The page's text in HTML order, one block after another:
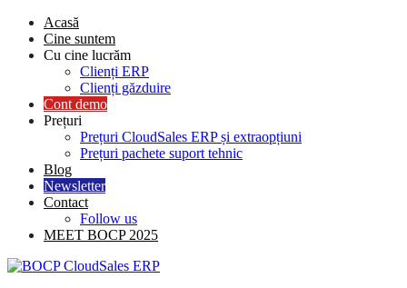
Skip
content
Acasă
Cine suntem
Cu cine lucrăm
Clienți ERP
Clienți găzduire
Cont demo
Prețuri
Prețuri CloudSales ERP și extraopțiuni
Prețuri pachete suport tehnic
Blog
Newsletter
Contact
Follow us
MEET BOCP 2025